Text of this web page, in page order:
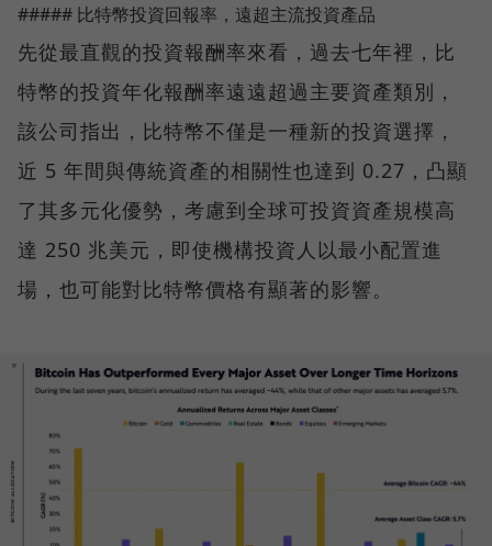
##### 比特幣投資回報率，遠超主流投資產品
先從最直觀的投資報酬率來看，過去七年裡，比
特幣的投資年化報酬率遠遠超過主要資產類別，
該公司指出，比特幣不僅是一種新的投資選擇，
近 5 年間與傳統資產的相關性也達到 0.27，凸顯
了其多元化優勢，考慮到全球可投資資產規模高
達 250 兆美元，即使機構投資人以最小配置進
場，也可能對比特幣價格有顯著的影響。